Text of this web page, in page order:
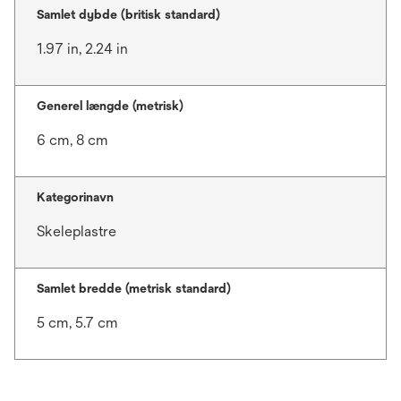
Samlet dybde (britisk standard)
1.97 in, 2.24 in
Generel længde (metrisk)
6 cm, 8 cm
Kategorinavn
Skeleplastre
Samlet bredde (metrisk standard)
5 cm, 5.7 cm